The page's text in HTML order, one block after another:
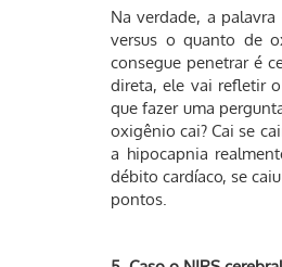
Na verdade, a
versus o quanto de
consegue penetrar é
direta, ele vai refletir
que fazer uma
oxigênio cai? Cai se
a hipocapnia
débito cardíaco, se
pontos.